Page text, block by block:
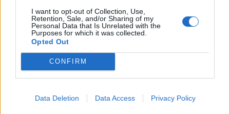
I want to opt-out of Collection, Use,
Retention, Sale, and/or Sharing of my
Personal Data that Is Unrelated with the
Purposes for which it was collected.
Opted Out
CONFIRM
Data Deletion Data Access Privacy Policy
Secciones destacadas
Internacionales